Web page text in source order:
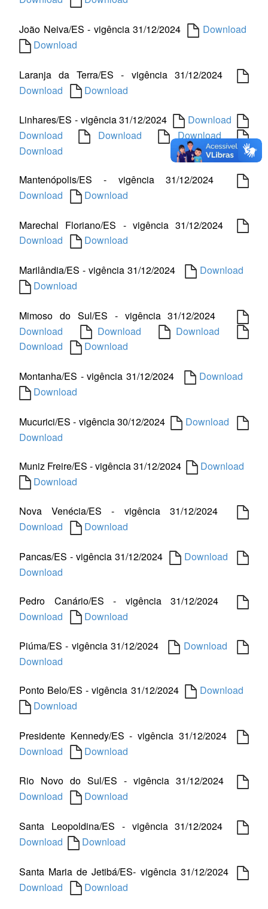
João Neiva/ES - vigência 31/12/2024
Download
Download
Laranja da Terra/ES - vigência 31/12/2024
Download
Download
Linhares/ES - vigência 31/12/2024
Download
Download
Download
Download
Download
Mantenópolis/ES - vigência 31/12/2024
Download
Download
Marechal Floriano/ES - vigência 31/12/2024
Download
Download
Marilândia/ES - vigência 31/12/2024
Download
Download
Mimoso do Sul/ES - vigência 31/12/2024
Download
Download
Download
Download
Download
Montanha/ES - vigência 31/12/2024
Download
Download
Mucurici/ES - vigência 30/12/2024
Download
Download
Muniz Freire/ES - vigência 31/12/2024
Download
Download
Nova Venécia/ES - vigência 31/12/2024
Download
Download
Pancas/ES - vigência 31/12/2024
Download
Download
Pedro Canário/ES - vigência 31/12/2024
Download
Download
Piúma/ES - vigência 31/12/2024
Download
Download
Ponto Belo/ES - vigência 31/12/2024
Download
Download
Presidente Kennedy/ES - vigência 31/12/2024
Download
Download
Rio Novo do Sul/ES - vigência 31/12/2024
Download
Download
Santa Leopoldina/ES - vigência 31/12/2024
Download
Download
Santa Maria de Jetibá/ES- vigência 31/12/2024
Download
Download